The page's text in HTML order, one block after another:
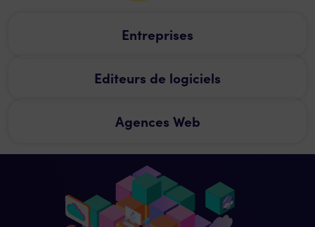
Entreprises
Editeurs de logiciels
Agences Web